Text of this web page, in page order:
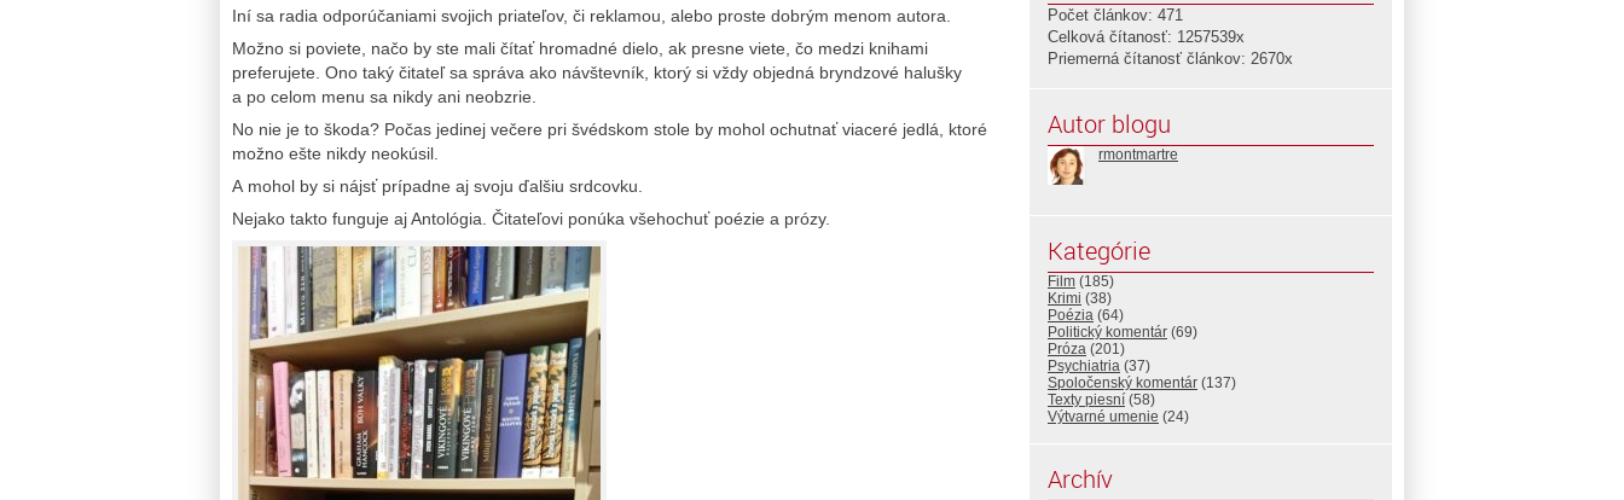
Iní sa radia odporúčaniami svojich priateľov, či reklamou, alebo proste dobrým menom autora.
Možno si poviete, načo by ste mali čítať hromadné dielo, ak presne viete, čo medzi knihami
preferujete. Ono taký čitateľ sa správa ako návštevník, ktorý si vždy objedná bryndzové halušky
a po celom menu sa nikdy ani neobzrie.
No nie je to škoda? Počas jedinej večere pri švédskom stole by mohol ochutnať viaceré jedlá, ktoré
možno ešte nikdy neokúsil.
A mohol by si nájsť prípadne aj svoju ďalšiu srdcovku.
Nejako takto funguje aj Antológia. Čitateľovi ponúka všehochuť poézie a prózy.
Počet článkov: 471
Celková čítanosť: 1257539x
Priemerná čítanosť článkov: 2670x
Autor blogu
rmontmartre
Kategórie
Film (185)
Krimi (38)
Poézia (64)
Politický komentár (69)
Próza (201)
Psychiatria (37)
Spoločenský komentár (137)
Texty piesní (58)
Výtvarné umenie (24)
Archív